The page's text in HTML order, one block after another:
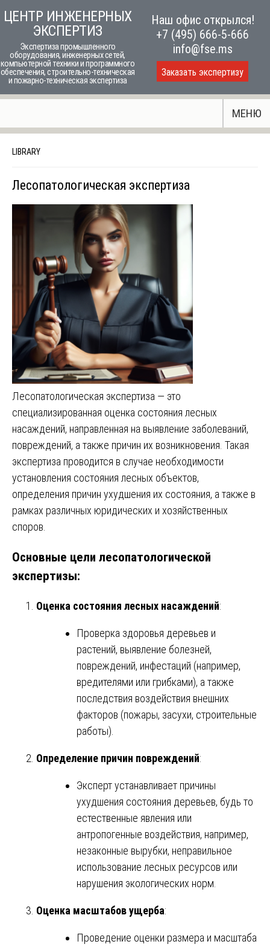
to
content
ЦЕНТР ИНЖЕНЕРНЫХ
ЭКСПЕРТИЗ
Экспертиза промышленного
оборудования, инженерных сетей,
компьютерной техники и программного
обеспечения, строительно-техническая
и пожарно-техническая экспертиза
Наш офис открылся!
+7 (495) 666-5-666
info@fse.ms
Заказать экспертизу
МЕНЮ
LIBRARY
Лесопатологическая экспертиза
Лесопатологическая экспертиза — это
специализированная оценка состояния лесных
насаждений, направленная на выявление заболеваний,
повреждений, а также причин их возникновения. Такая
экспертиза проводится в случае необходимости
установления состояния лесных объектов,
определения причин ухудшения их состояния, а также в
рамках различных юридических и хозяйственных
споров.
Основные цели лесопатологической
экспертизы:
Оценка состояния лесных насаждений:
Проверка здоровья деревьев и
растений, выявление болезней,
повреждений, инфестаций (например,
вредителями или грибками), а также
последствия воздействия внешних
факторов (пожары, засухи, строительные
работы).
Определение причин повреждений:
Эксперт устанавливает причины
ухудшения состояния деревьев, будь то
естественные явления или
антропогенные воздействия, например,
незаконные вырубки, неправильное
использование лесных ресурсов или
нарушения экологических норм.
Оценка масштабов ущерба:
Проведение оценки размера и масштаба